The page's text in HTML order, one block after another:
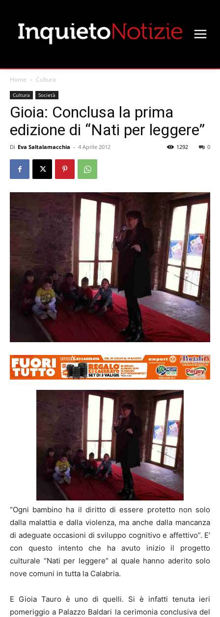
Home Cultura
Cultura Società
Gioia: Conclusa la prima
edizione di “Nati per leggere”
Di Eva Saltalamacchia - 4 Aprile 2012 0
1292
“Ogni bambino ha il diritto di essere protetto non solo
dalla malattia e dalla violenza, ma anche dalla mancanza
di adeguate occasioni di sviluppo cognitivo e affettivo”. E’
con questo intento che ha avuto inizio il progetto
culturale “Nati per leggere” al quale hanno aderito solo
nove comuni in tutta la Calabria.
E Gioia Tauro è uno di quelli. Si è infatti tenuta ieri
pomeriggio a Palazzo Baldari la cerimonia conclusiva del